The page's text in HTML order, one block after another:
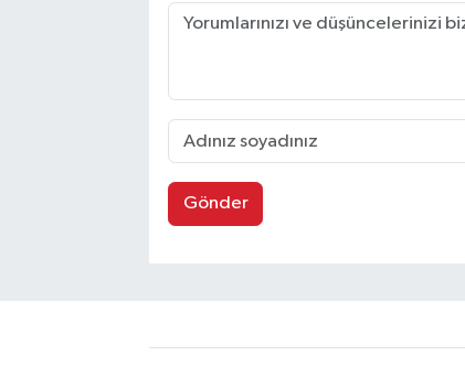
Gönder